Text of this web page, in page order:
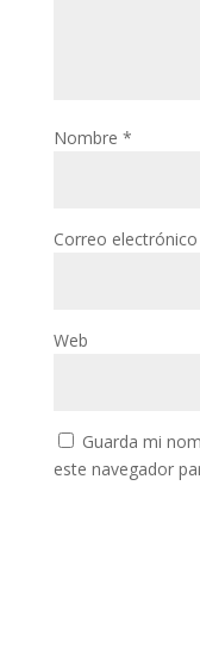
Nombre *
Correo electrónico
Web
Guarda mi
este navegador